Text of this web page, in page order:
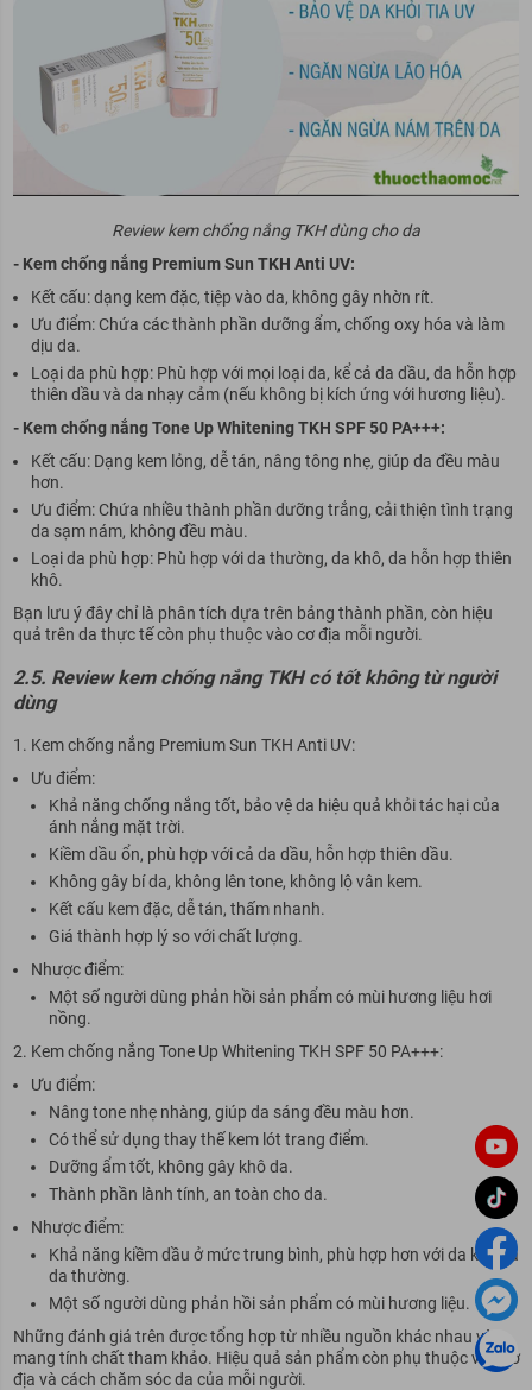
Review kem chống nắng TKH dùng cho da
- Kem chống nắng Premium Sun TKH Anti UV:
Kết cấu: dạng kem đặc, tiệp vào da, không gây nhờn rít.
Ưu điểm: Chứa các thành phần dưỡng ẩm, chống oxy hóa và làm
dịu da.
Loại da phù hợp: Phù hợp với mọi loại da, kể cả da dầu, da hỗn hợp
thiên dầu và da nhạy cảm (nếu không bị kích ứng với hương liệu).
- Kem chống nắng Tone Up Whitening TKH SPF 50 PA+++:
Kết cấu: Dạng kem lỏng, dễ tán, nâng tông nhẹ, giúp da đều màu
hơn.
Ưu điểm: Chứa nhiều thành phần dưỡng trắng, cải thiện tình trạng
da sạm nám, không đều màu.
Loại da phù hợp: Phù hợp với da thường, da khô, da hỗn hợp thiên
khô.
Bạn lưu ý đây chỉ là phân tích dựa trên bảng thành phần, còn hiệu
quả trên da thực tế còn phụ thuộc vào cơ địa mỗi người.
2.5. Review kem chống nắng TKH có tốt không từ người
dùng
Kem chống nắng Premium Sun TKH Anti UV:
Ưu điểm:
Khả năng chống nắng tốt, bảo vệ da hiệu quả khỏi tác hại của
ánh nắng mặt trời.
Kiềm dầu ổn, phù hợp với cả da dầu, hỗn hợp thiên dầu.
Không gây bí da, không lên tone, không lộ vân kem.
Kết cấu kem đặc, dễ tán, thấm nhanh.
Giá thành hợp lý so với chất lượng.
Nhược điểm:
Một số người dùng phản hồi sản phẩm có mùi hương liệu hơi
nồng.
Kem chống nắng Tone Up Whitening TKH SPF 50 PA+++:
Ưu điểm:
Nâng tone nhẹ nhàng, giúp da sáng đều màu hơn.
Có thể sử dụng thay thế kem lót trang điểm.
Dưỡng ẩm tốt, không gây khô da.
Thành phần lành tính, an toàn cho da.
Nhược điểm:
Khả năng kiềm dầu ở mức trung bình, phù hợp hơn với da khô và
da thường.
Một số người dùng phản hồi sản phẩm có mùi hương liệu.
Những đánh giá trên được tổng hợp từ nhiều nguồn khác nhau và
mang tính chất tham khảo. Hiệu quả sản phẩm còn phụ thuộc vào cơ
địa và cách chăm sóc da của mỗi người.